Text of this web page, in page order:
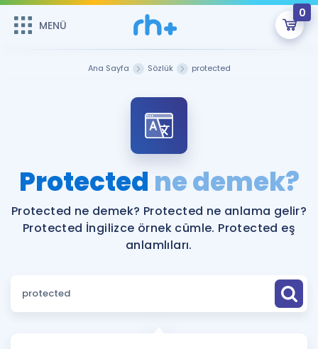
MENÜ
0
ÜYE DEĞİLİM
Sepetin Şu An Boş.
Remzi Hoca ile seni sınava hazırlayacak onlarca eğitim seni
bekliyor!
MENÜ
Faydalı Araçlar
Sözlük
Hakkımızda
Ana Sayfa Sözlük protected
Protected ne demek?
Protected ne demek? Protected ne anlama gelir?
Protected İngilizce örnek cümle. Protected eş
anlamlıları.